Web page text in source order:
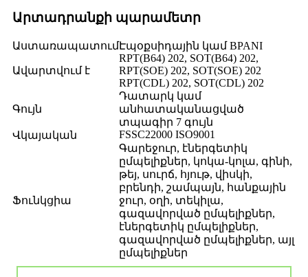
Արտադրանքի պարամետր
ԱստառապատումԷպօքսիդային կամ BPANI
Ավարտվում է
RPT(B64) 202, SOT(B64) 202,
RPT(SOE) 202, SOT(SOE) 202
RPT(CDL) 202, SOT(CDL) 202
Գույն
Դատարկ կամ
անհատականացված
տպագիր 7 գույն
Վկայական
FSSC22000 ISO9001
Ֆունկցիա
Գարեջուր, էներգետիկ
ըմպելիքներ, կոկա-կոլա, գինի,
թեյ, սուրճ, հյութ, վիսկի,
բրենդի, շամպայն, հանքային
ջուր, օղի, տեկիլա,
գազավորված ըմպելիքներ,
էներգետիկ ըմպելիքներ,
գազավորված ըմպելիքներ, այլ
ըմպելիքներ